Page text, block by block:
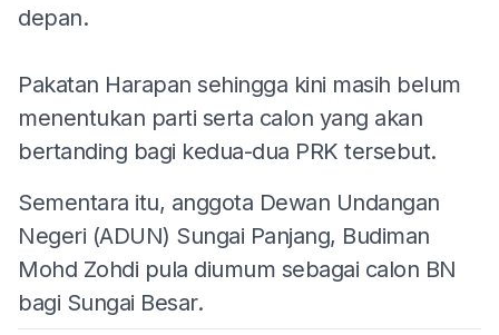
depan.
Pakatan Harapan sehingga kini masih belum
menentukan parti serta calon yang akan
bertanding bagi kedua-dua PRK tersebut.
Sementara itu, anggota Dewan Undangan
Negeri (ADUN) Sungai Panjang, Budiman
Mohd Zohdi pula diumum sebagai calon BN
bagi Sungai Besar.